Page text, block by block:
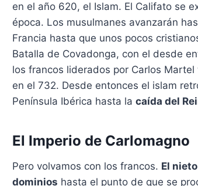
en el año 620, el Islam. El Califato se
época. Los musulmanes avanzarán
Francia hasta que unos pocos
Batalla de Covadonga, con el desde
los francos liderados por Carlos
en el 732. Desde entonces el islam
Península Ibérica hasta la caída del
El Imperio de Carlomagno
Pero volvamos con los francos. El
dominios hasta el punto de que se